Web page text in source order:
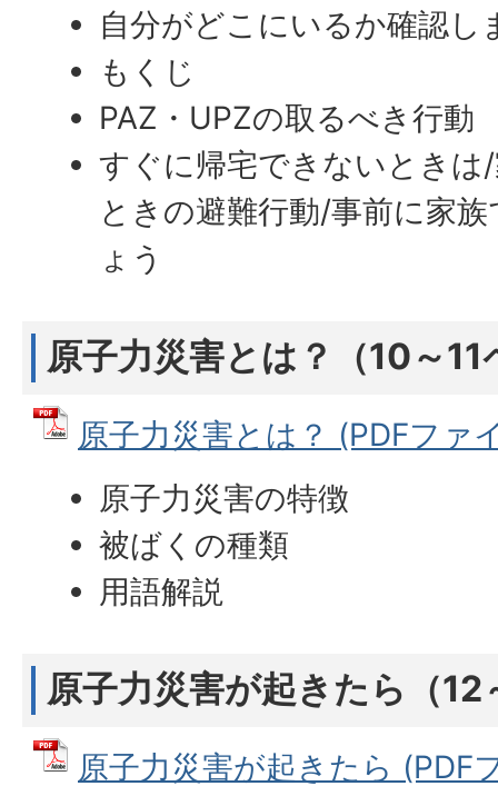
自分がどこにいるか確認し
もくじ
PAZ・UPZの取るべき行動
すぐに帰宅できないときは
ときの避難行動/事前に家
ょう
原子力災害とは？（10～11
原子力災害とは？ (PDFファ
原子力災害の特徴
被ばくの種類
用語解説
原子力災害が起きたら（
原子力災害が起きたら (PDF